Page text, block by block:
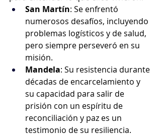
San Martín: Se enfrentó
numerosos desafíos, incluyendo
problemas logísticos y de salud,
pero siempre perseveró en su
misión.
Mandela: Su resistencia durante
décadas de encarcelamiento y
su capacidad para salir de
prisión con un espíritu de
reconciliación y paz es un
testimonio de su resiliencia.